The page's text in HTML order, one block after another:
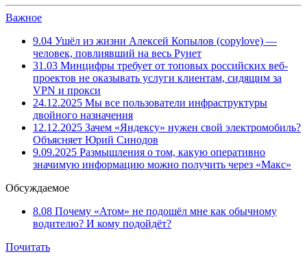
Важное
9.04 Ушёл из жизни Алексей Копылов (copylove) —
человек, повлиявший на весь Рунет
31.03 Минцифры требует от топовых российских веб-
проектов не оказывать услуги клиентам, сидящим за
VPN и прокси
24.12.2025 Мы все пользователи инфраструктуры
двойного назначения
12.12.2025 Зачем «Яндексу» нужен свой электромобиль?
Объясняет Юрий Синодов
9.09.2025 Размышления о том, какую оперативно
значимую информацию можно получить через «Макс»
Обсуждаемое
8.08 Почему «Атом» не подошёл мне как обычному
водителю? И кому подойдёт?
Почитать